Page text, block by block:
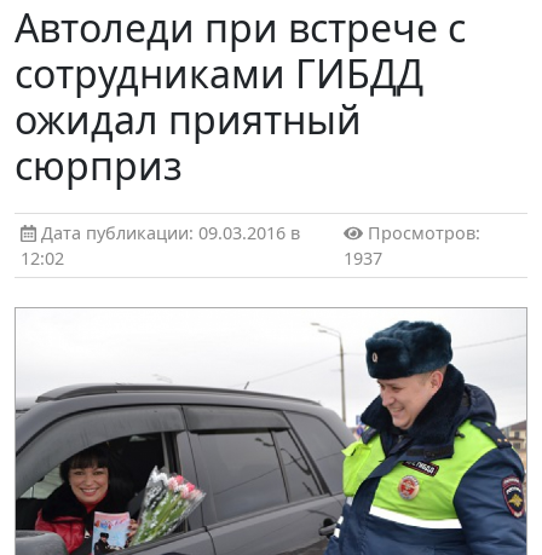
Автоледи при встрече с
сотрудниками ГИБДД
ожидал приятный
сюрприз
Дата публикации: 09.03.2016 в
12:02
Просмотров:
1937